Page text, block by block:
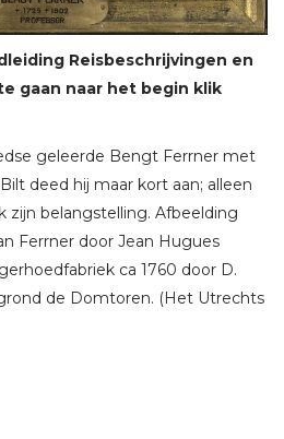
Reisbeschrijvingen en
gaan naar het begin klik
geleerde Bengt Ferrner met
deed hij maar kort aan; alleen
zijn belangstelling. Afbeelding
Ferrner door Jean Hugues
ca 1760 door D.
de Domtoren. (Het Utrechts